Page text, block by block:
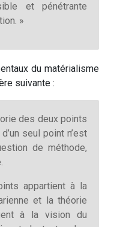
et pénétrante
»
du matérialisme
suivante :
des deux points
seul point n’est
de méthode,
appartient à la
et la théorie
à la vision du